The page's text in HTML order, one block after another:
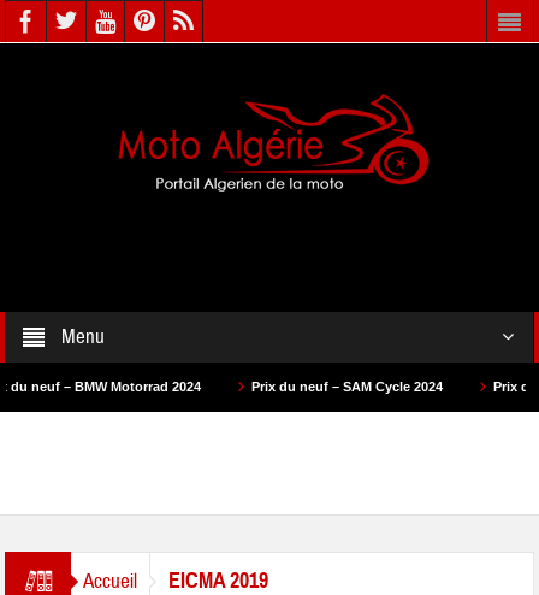
Menu
BMW Motorrad 2024 Prix du neuf – SAM Cycle 2024 Prix du neuf –
Accueil EICMA 2019